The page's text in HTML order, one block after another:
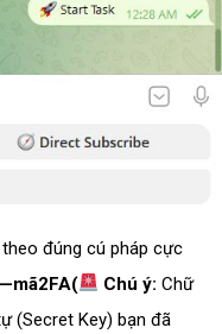
đúng cú pháp cực
Chú ý: Chữ
(Secret Key) bạn đã